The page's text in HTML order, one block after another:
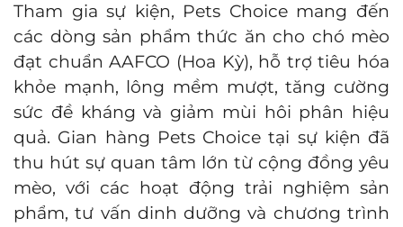
Tham gia sự kiện, Pets Choice mang đến
các dòng sản phẩm thức ăn cho chó mèo
đạt chuẩn AAFCO (Hoa Kỳ), hỗ trợ tiêu hóa
khỏe mạnh, lông mềm mượt, tăng cường
sức đề kháng và giảm mùi hôi phân hiệu
quả. Gian hàng Pets Choice tại sự kiện đã
thu hút sự quan tâm lớn từ cộng đồng yêu
mèo, với các hoạt động trải nghiệm sản
phẩm, tư vấn dinh dưỡng và chương trình